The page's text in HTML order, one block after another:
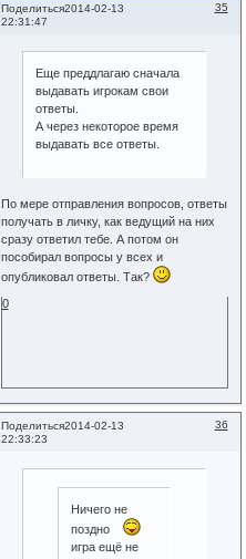
Поделиться 35
2014-02-13
22:31:47
Еще преддлагаю сначала
выдавать игрокам свои
ответы.
А через некоторое время
выдавать все ответы.
По мере отправления вопросов, ответы
получать в личку, как ведущий на них
сразу ответил тебе. А потом он
пособирал вопросы у всех и
опубликовал ответы. Так?
0
Поделиться 36
2014-02-13
22:33:23
Ничего не
поздно
игра ещё не